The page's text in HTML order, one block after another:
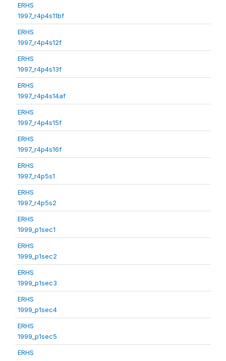
ERHS
1997_r4p4s11bf
ERHS
1997_r4p4s12f
ERHS
1997_r4p4s13f
ERHS
1997_r4p4s14af
ERHS
1997_r4p4s15f
ERHS
1997_r4p4s16f
ERHS
1997_r4p5s1
ERHS
1997_r4p5s2
ERHS
1999_p1sec1
ERHS
1999_p1sec2
ERHS
1999_p1sec3
ERHS
1999_p1sec4
ERHS
1999_p1sec5
ERHS